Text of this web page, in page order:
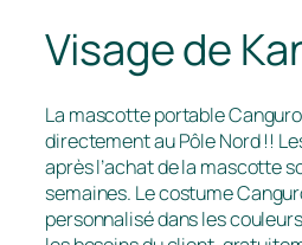
Visage de
La mascotte portable
directement au Pôle Nord !!
après l’achat de la mascotte
semaines. Le costume
personnalisé dans les